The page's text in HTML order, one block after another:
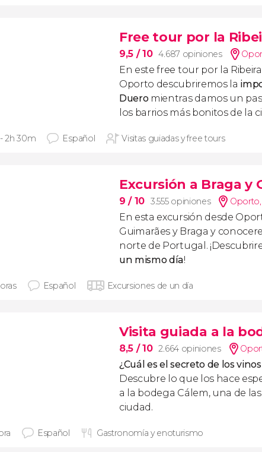
Free tour por la
9,5 / 10 4.687 opiniones
En este free tour por la
Oporto descubriremos la
Duero mientras damos un
los barrios más bonitos de la
2h 30m Español Visitas guiadas y free tours
Excursión a Braga y
9/ 10 3.555 opiniones Oporto,
En esta excursión desde
Guimarães y Braga y
norte de Portugal.
un mismo día!
Español Excursiones de un día
Visita guiada a la
8,5 / 10 2.664 opiniones
¿Cuál es el secreto de los
Descubre lo que los hace
a la bodega Cálem, una de
ciudad.
Español Gastronomía y enoturismo